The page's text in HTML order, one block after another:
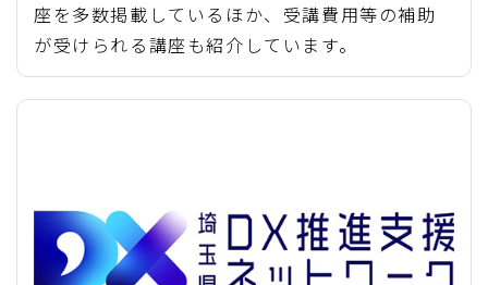
座を多数掲載しているほか、受講費用等の補助
が受けられる講座も紹介しています。